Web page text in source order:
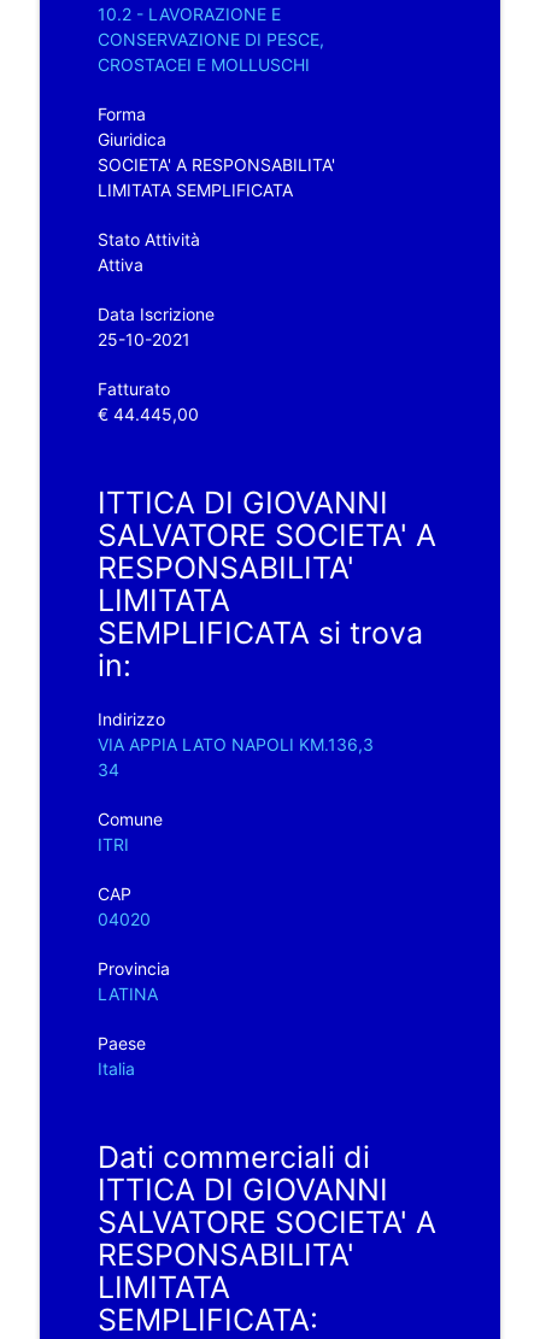
10.2 - LAVORAZIONE E
CONSERVAZIONE DI PESCE,
CROSTACEI E MOLLUSCHI
Forma
Giuridica
SOCIETA' A RESPONSABILITA'
LIMITATA SEMPLIFICATA
Stato Attività
Attiva
Data Iscrizione
25-10-2021
Fatturato
€ 44.445,00
ITTICA DI GIOVANNI
SALVATORE SOCIETA' A
RESPONSABILITA'
LIMITATA
SEMPLIFICATA si trova
in:
Indirizzo
VIA APPIA LATO NAPOLI KM.136,3
34
Comune
ITRI
CAP
04020
Provincia
LATINA
Paese
Italia
Dati commerciali di
ITTICA DI GIOVANNI
SALVATORE SOCIETA' A
RESPONSABILITA'
LIMITATA
SEMPLIFICATA: